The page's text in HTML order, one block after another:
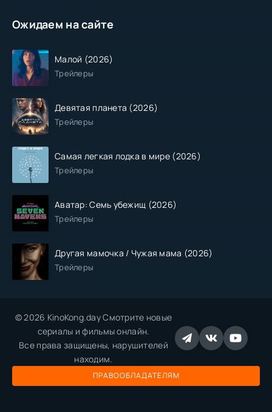
Ожидаем на сайте
Малой (2026)
Трейлеры
Девятая планета (2026)
Трейлеры
Самая легкая лодка в мире (2026)
Трейлеры
Аватар: Семь убежищ (2026)
Трейлеры
Другая мамочка / Чужая мама (2026)
Трейлеры
© 2026 KinoKong.day Смотрите новые
сериалы и фильмы онлайн.
Все права защищены, нарушителей
находим.
ПРАВООБЛАДАТЕЛЯМ